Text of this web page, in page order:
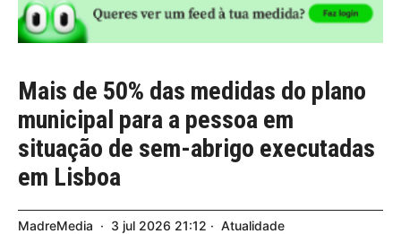
Mais de 50% das medidas do plano
municipal para a pessoa em
situação de sem-abrigo executadas
em Lisboa
MadreMedia 3 jul 2026 21:12 Atualidade